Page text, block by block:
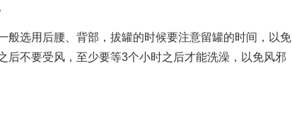
选用后腰、背部，拔罐的时候要注意留罐的时间，以免
后不要受风，至少要等3个小时之后才能洗澡，以免风邪